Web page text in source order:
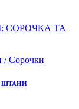
/ Сорочки
ШТАНИ